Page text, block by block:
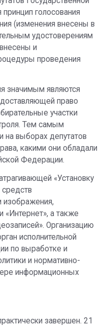
голосования
(изменения внесены в
удостоверениям
и
проведения
значимым являются
право
участки
Тем самым
на выборах депутатов
какими они обладали
Федерации.
«Установку
изображения,
«Интернет», а также
Организацию
исполнительной
по выработке и
и нормативно-
информационных
завершен. 21